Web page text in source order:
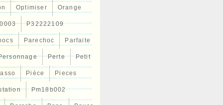
Optimiser Orange
P32222109
Parechoc Parfaite
Perte Petit
Pièce Pieces
Pm18b002